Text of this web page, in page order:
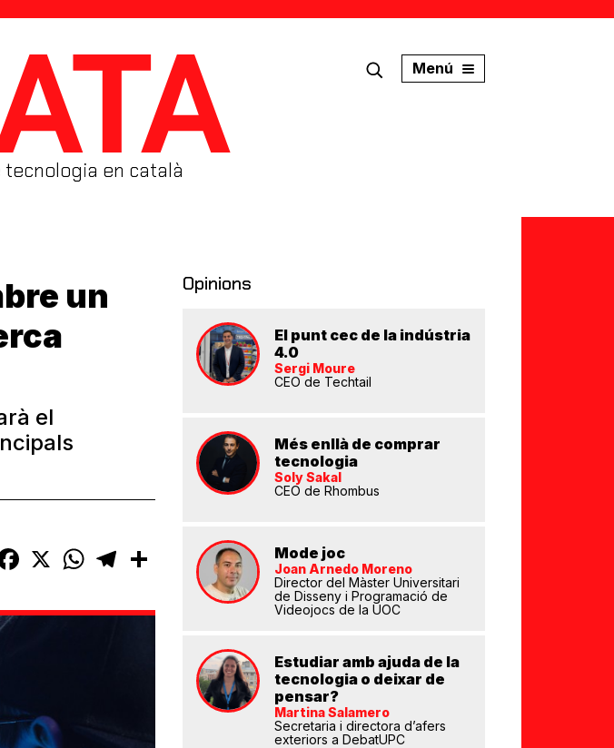
en català
Menú
un
el
Facebook
X WhatsAppTelegramComparteix
Opinions
El punt cec de la indústria
4.0
Sergi Moure
CEO de Techtail
Més enllà de comprar
tecnologia
Soly Sakal
CEO de Rhombus
Mode joc
Joan Arnedo Moreno
Director del Màster Universitari
de Disseny i Programació de
Videojocs de la UOC
Estudiar amb ajuda de la
tecnologia o deixar de
pensar?
Martina Salamero
Secretaria i directora d’afers
exteriors a DebatUPC